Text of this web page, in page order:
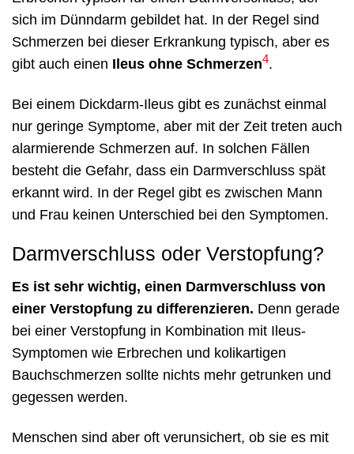
sich im Dünndarm gebildet hat. In der Regel sind
Schmerzen bei dieser Erkrankung typisch, aber es
gibt auch einen Ileus ohne Schmerzen4.
Bei einem Dickdarm-Ileus gibt es zunächst einmal
nur geringe Symptome, aber mit der Zeit treten auch
alarmierende Schmerzen auf. In solchen Fällen
besteht die Gefahr, dass ein Darmverschluss spät
erkannt wird. In der Regel gibt es zwischen Mann
und Frau keinen Unterschied bei den Symptomen.
Darmverschluss oder Verstopfung?
Es ist sehr wichtig, einen Darmverschluss von
einer Verstopfung zu differenzieren. Denn gerade
bei einer Verstopfung in Kombination mit Ileus-
Symptomen wie Erbrechen und kolikartigen
Bauchschmerzen sollte nichts mehr getrunken und
gegessen werden.
Menschen sind aber oft verunsichert, ob sie es mit